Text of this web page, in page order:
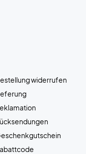
widerrufen